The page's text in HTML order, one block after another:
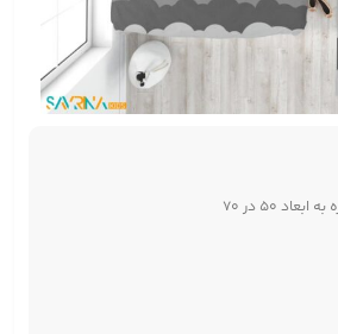
۵۰ در ۷۰